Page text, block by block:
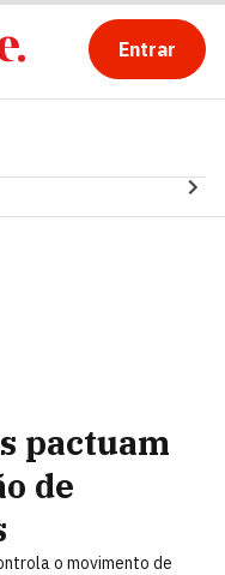
Entrar
pactuam
de
o movimento de